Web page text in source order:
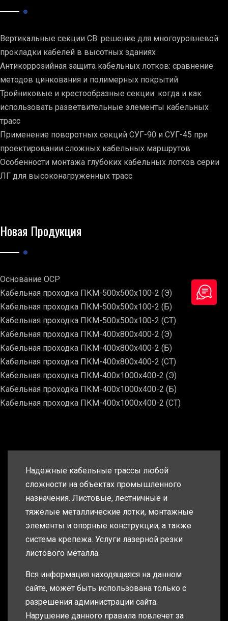
Вертикальные секции СВ: решение для многоуровневой
прокладки кабелей в высотных зданиях
Антикоррозийная защита кабельных лотков: сравнение
методов цинкования и полимерных покрытий
Тройниковые и крестообразные секции: когда и как
использовать разветвительные элементы кабельных
трасс
Применение поворотных секций СУГ-90 и СУГ-45 при
проектировании сложных кабельных маршрутов
Особенности монтажа глубоких кабельных лотков серии
ЛГ для высоконагруженных трасс
Новая Продукция
Основание ОСР
Кабельная проходка ПКМ-500х500х100-2 (Э)
Кабельная проходка ПКМ-500х500х100-2 (Б)
Кабельная проходка ПКМ-500х500х100-2 (СТ)
Кабельная проходка ПКМ-400х800х400-2 (Э)
Кабельная проходка ПКМ-400х800х400-2 (Б)
Кабельная проходка ПКМ-400х800х400-2 (СТ)
Кабельная проходка ПКМ-400х1000х400-2 (Э)
Кабельная проходка ПКМ-400х1000х400-2 (Б)
Кабельная проходка ПКМ-400х1000х400-2 (СТ)
Надежные кабельные трассы любой
сложности на объектах промышленного
назначения. Листовые, лестничные и
тяжелые металлические лотки, монтажные
элементы и опорные конструкции, а также
система крепежа. Услуги лазерной резки
листового металла.
Вся информация находящаяся на данном
сайте, может быть использована только с
разрешения администрации сайта.
Нарушение данного правила повлечет за